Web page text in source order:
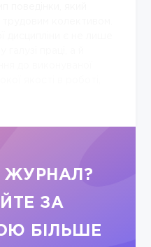
ЖУРНАЛ?
ЗА
БІЛЬШЕ